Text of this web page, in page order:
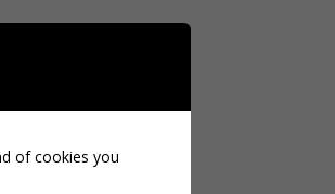
of cookies you